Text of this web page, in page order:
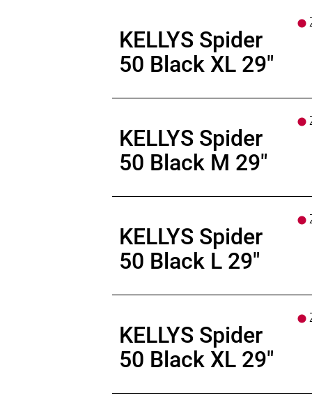
KELLYS Spider
50 Black XL 29"
KELLYS Spider
50 Black M 29"
KELLYS Spider
50 Black L 29"
KELLYS Spider
50 Black XL 29"